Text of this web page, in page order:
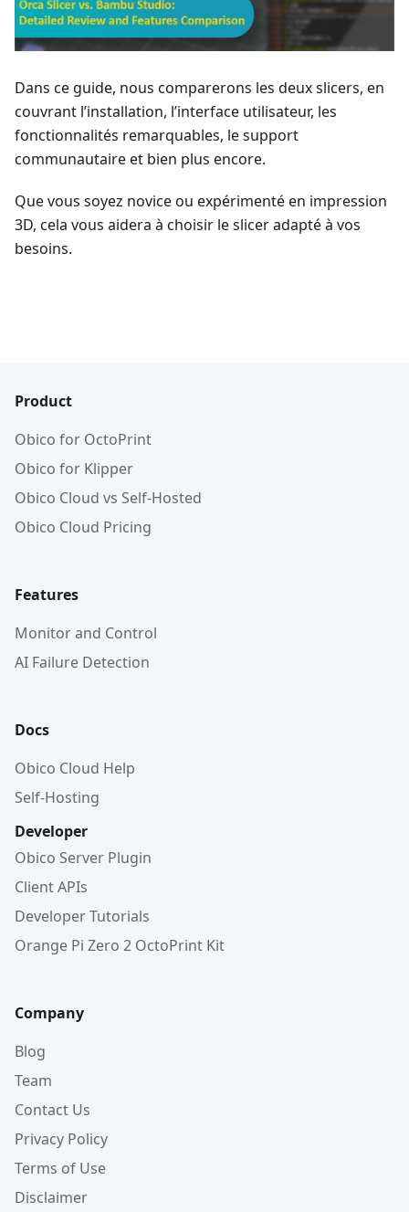
Dans ce guide, nous comparerons les deux slicers, en
couvrant l’installation, l’interface utilisateur, les
fonctionnalités remarquables, le support
communautaire et bien plus encore.
Que vous soyez novice ou expérimenté en impression
3D, cela vous aidera à choisir le slicer adapté à vos
besoins.
Product
Obico for OctoPrint
Obico for Klipper
Obico Cloud vs Self-Hosted
Obico Cloud Pricing
Features
Monitor and Control
AI Failure Detection
Docs
Obico Cloud Help
Self-Hosting
Developer
Obico Server Plugin
Client APIs
Developer Tutorials
Orange Pi Zero 2 OctoPrint Kit
Company
Blog
Team
Contact Us
Privacy Policy
Terms of Use
Disclaimer